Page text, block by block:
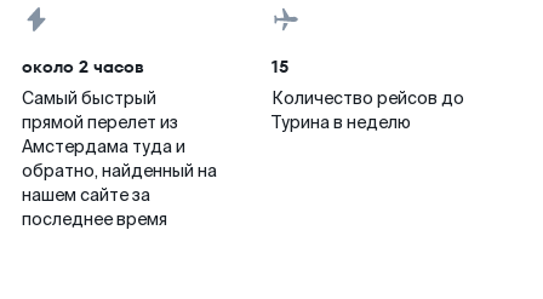
около 2 часов
Самый быстрый
прямой перелет из
Амстердама туда и
обратно, найденный на
нашем сайте за
последнее время
15
Количество рейсов до
Турина в неделю